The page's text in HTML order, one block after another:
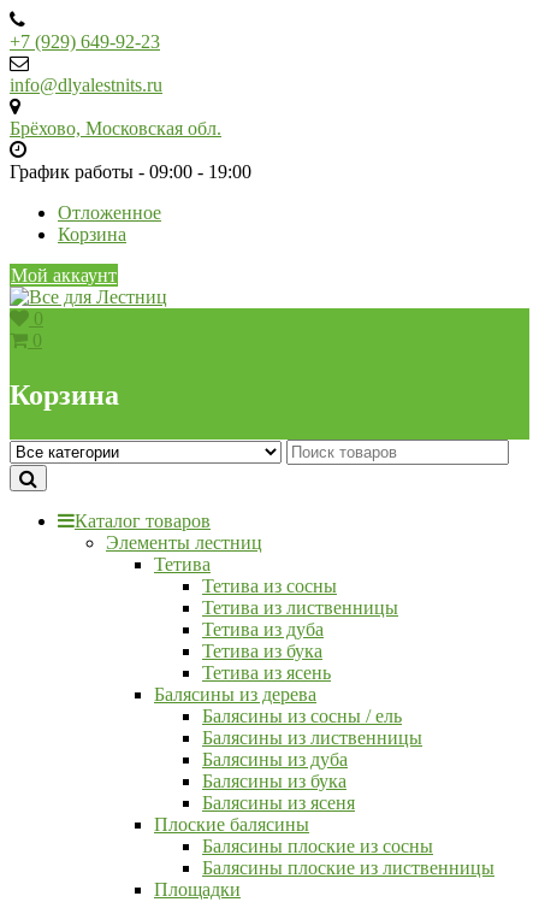
Skip
to
content
+7 (929) 649-92-23
info@dlyalestnits.ru
Брёхово, Московская обл.
График работы - 09:00 - 19:00
Отложенное
Корзина
Мой аккаунт
0
0
Корзина
Каталог товаров
Элементы лестниц
Тетива
Тетива из сосны
Тетива из лиственницы
Тетива из дуба
Тетива из бука
Тетива из ясень
Балясины из дерева
Балясины из сосны / ель
Балясины из лиственницы
Балясины из дуба
Балясины из бука
Балясины из ясеня
Плоские балясины
Балясины плоские из сосны
Балясины плоские из лиственницы
Площадки